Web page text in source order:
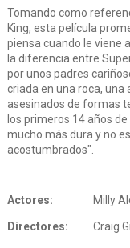
Tomando como
King, esta película
piensa cuando le viene
la diferencia entre
por unos padres
criada en una roca, una
asesinados de formas
los primeros 14 años
mucho más dura y no
acostumbrados".
Actores: Milly
Directores: Craig